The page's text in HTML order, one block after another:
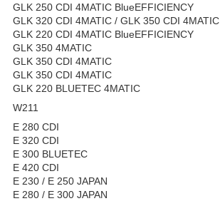
GLK 250 CDI 4MATIC BlueEFFICIENCY
GLK 320 CDI 4MATIC / GLK 350 CDI 4MATIC
GLK 220 CDI 4MATIC BlueEFFICIENCY
GLK 350 4MATIC
GLK 350 CDI 4MATIC
GLK 350 CDI 4MATIC
GLK 220 BLUETEC 4MATIC
W211
E 280 CDI
E 320 CDI
E 300 BLUETEC
E 420 CDI
E 230 / E 250 JAPAN
E 280 / E 300 JAPAN